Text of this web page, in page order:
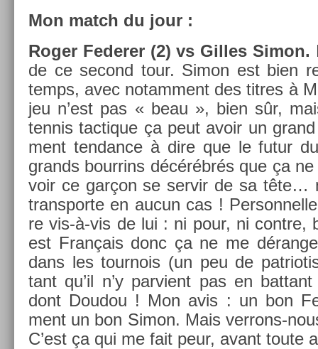
Mon match du jour :
Roger Feder­er (2) vs Gil­les Simon.
de ce second tour. Simon est bien
temps, avec notam­ment des tit­res à
jeu n’est pas « beau », bien sûr,
ten­nis tac­tique ça peut avoir un
ment ten­dance à dire que le futur
grands bour­rins décérébrés que ça
voir ce garçon se ser­vir de sa tête…
trans­por­te en aucun cas !
re vis-à-vis de lui : ni pour, ni con­tre,
est Français donc ça ne me
dans les tour­nois (un peu de
tant qu’il n’y par­vient pas en
dont Doudou ! Mon avis : un bon
ment un bon Simon. Mais verrons-
C’est ça qui me fait peur, avant toute